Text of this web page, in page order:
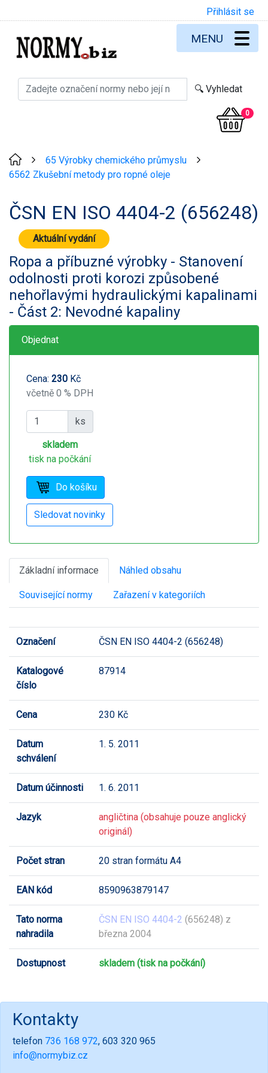
Přihlásit se
0
MENU
65 Výrobky chemického průmyslu
6562 Zkušební metody pro ropné oleje
ČSN EN ISO 4404-2 (656248)
Aktuální vydání
Ropa a příbuzné výrobky - Stanovení
odolnosti proti korozi způsobené
nehořlavými hydraulickými kapalinami
- Část 2: Nevodné kapaliny
Objednat
Cena: 230 Kč
včetně 0 % DPH
ks
skladem
tisk na počkání
Základní informace Náhled obsahu
Související normy Zařazení v kategoriích
Označení ČSN EN ISO 4404-2 (656248)
Katalogové
číslo
87914
Cena 230 Kč
Datum
schválení
1. 5. 2011
Datum účinnosti 1. 6. 2011
Jazyk
angličtina (obsahuje pouze anglický
originál)
Počet stran 20 stran formátu A4
EAN kód 8590963879147
Tato norma
nahradila
ČSN EN ISO 4404-2 (656248) z
března 2004
Dostupnost skladem (tisk na počkání)
Kontakty
telefon 736 168 972, 603 320 965
info@normybiz.cz